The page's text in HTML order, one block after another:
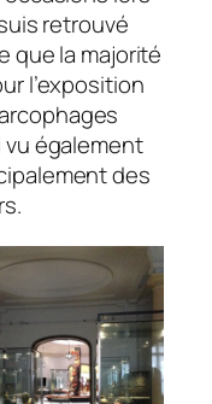
retrouvé
que la majorité
l’exposition
vu également
des